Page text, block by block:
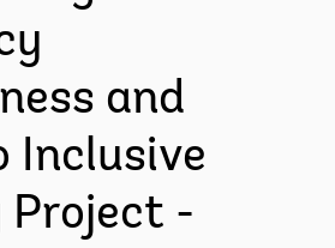
and
Inclusive
Project -